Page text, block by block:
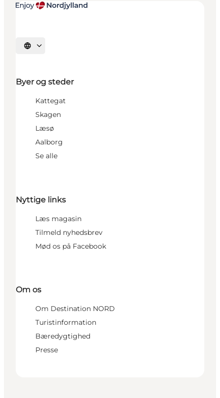
Vælg sprog
Byer og steder
Kattegat
Skagen
Læsø
Aalborg
Se alle
Nyttige links
Læs magasin
Tilmeld nyhedsbrev
Mød os på Facebook
Om os
Om Destination NORD
Turistinformation
Bæredygtighed
Presse